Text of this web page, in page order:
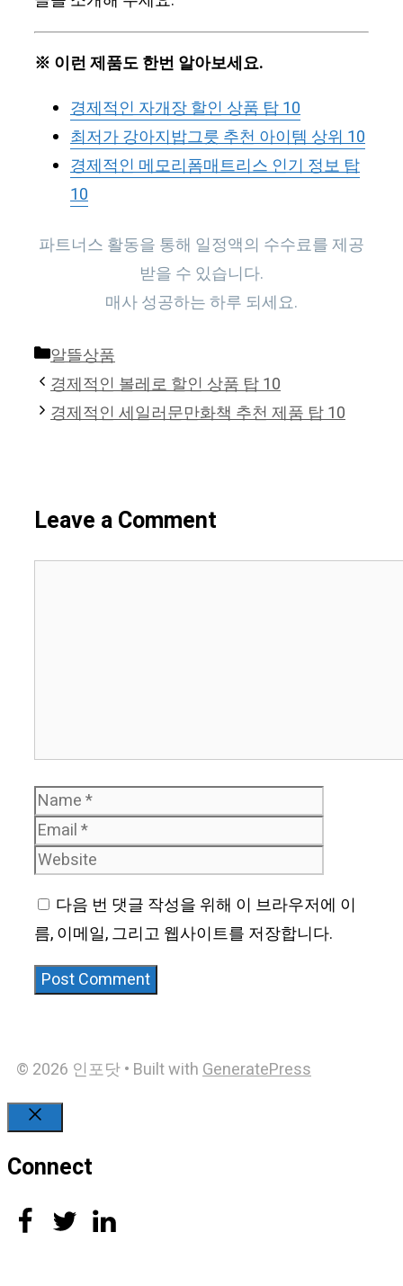
※ 이런 제품도 한번 알아보세요.
경제적인 자개장 할인 상품 탑 10
최저가 강아지밥그릇 추천 아이템 상위 10
경제적인 메모리폼매트리스 인기 정보 탑
10
파트너스 활동을 통해 일정액의 수수료를 제공
받을 수 있습니다.
매사 성공하는 하루 되세요.
Categories
알뜰상품
경제적인 볼레로 할인 상품 탑 10
경제적인 세일러문만화책 추천 제품 탑 10
Leave a Comment
Name
다음 번 댓글 작성을 위해 이 브라우저에 이
름, 이메일, 그리고 웹사이트를 저장합니다.
© 2026 인포닷• Built withGeneratePress
Connect